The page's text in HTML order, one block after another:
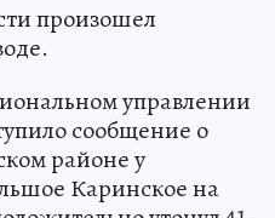
произошел
управлении
сообщение о
районе у
Каринское на